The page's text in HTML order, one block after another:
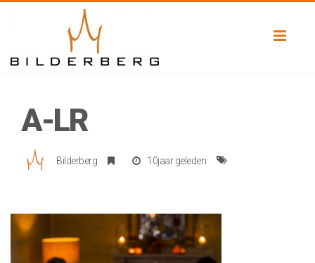
A-LR
Bilderberg 10jaar geleden